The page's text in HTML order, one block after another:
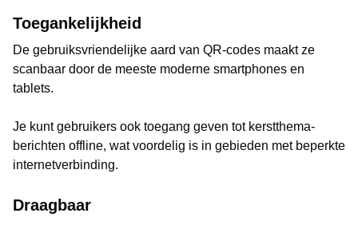
Toegankelijkheid
De gebruiksvriendelijke aard van QR-codes maakt ze
scanbaar door de meeste moderne smartphones en
tablets.
Je kunt gebruikers ook toegang geven tot kerstthema-
berichten offline, wat voordelig is in gebieden met beperkte
internetverbinding.
Draagbaar